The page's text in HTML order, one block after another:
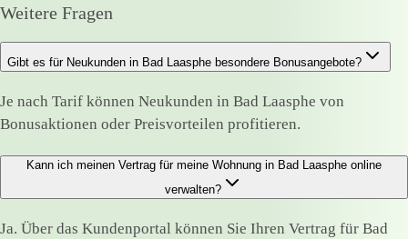
Weitere Fragen
Gibt es für Neukunden in Bad Laasphe besondere Bonusangebote?
Je nach Tarif können Neukunden in Bad Laasphe von
Bonusaktionen oder Preisvorteilen profitieren.
Kann ich meinen Vertrag für meine Wohnung in Bad Laasphe online
verwalten?
Ja. Über das Kundenportal können Sie Ihren Vertrag für Bad